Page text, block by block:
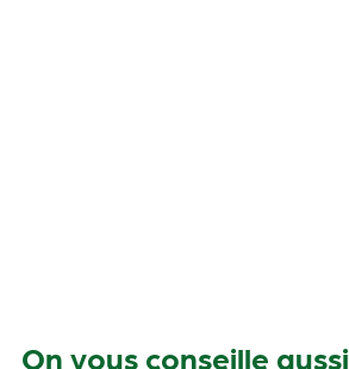
On vous conseille aussi